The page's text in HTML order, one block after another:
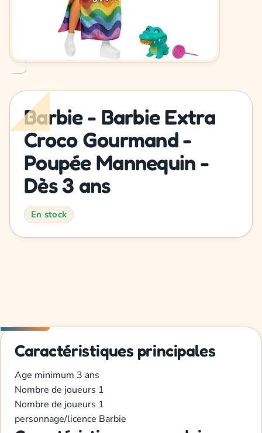
Barbie - Barbie Extra
Croco Gourmand -
Poupée Mannequin -
Dès 3 ans
En stock
Caractéristiques principales
Age minimum 3 ans
Nombre de joueurs 1
Nombre de joueurs 1
personnage/licence Barbie